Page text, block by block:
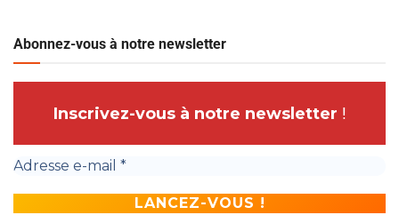
Abonnez-vous à notre newsletter
Inscrivez-vous à notre newsletter !